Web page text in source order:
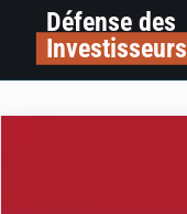
Défense des
Investisseurs